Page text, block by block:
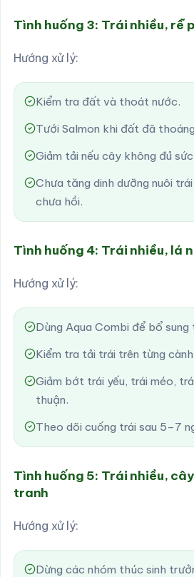
Tình huống 3: Trái nhiều, rễ
Hướng xử lý:
Kiểm tra đất và thoát nước.
Tưới Salmon khi đất đã
Giảm tải nếu cây không đủ
Chưa tăng dinh dưỡng nuôi
chưa hồi.
Tình huống 4: Trái nhiều, lá
Hướng xử lý:
Dùng Aqua Combi để bổ sung
Kiểm tra tải trái trên từng
Giảm bớt trái yếu, trái méo,
thuận.
Theo dõi cuống trái sau 5–7
Tình huống 5: Trái nhiều,
tranh
Hướng xử lý:
Dừng các nhóm thúc sinh